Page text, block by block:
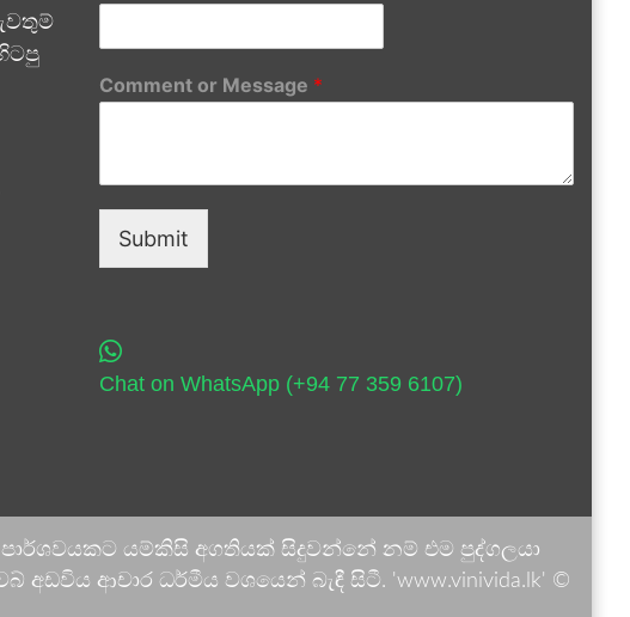
Comment or Message *
Submit
Chat on WhatsApp (+94 77 359 6107)
යම්කිසි අගතියක් සිදුවන්නේ නම් එම පුද්ගලයා
ආචාර ධර්මීය වශයෙන් බැඳී සිටී. 'www.vinivida.lk' ©